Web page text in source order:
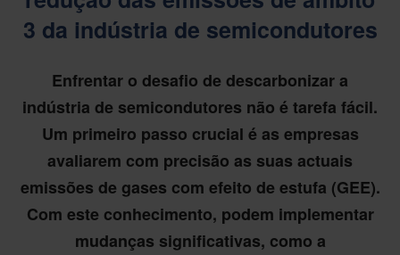
3 da indústria de semicondutores
Enfrentar o desafio de descarbonizar a
indústria de semicondutores não é tarefa fácil.
Um primeiro passo crucial é as empresas
avaliarem com precisão as suas actuais
emissões de gases com efeito de estufa (GEE).
Com este conhecimento, podem implementar
mudanças significativas, como a